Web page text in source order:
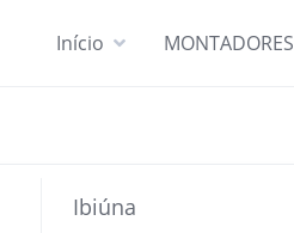
Início MONTADORES